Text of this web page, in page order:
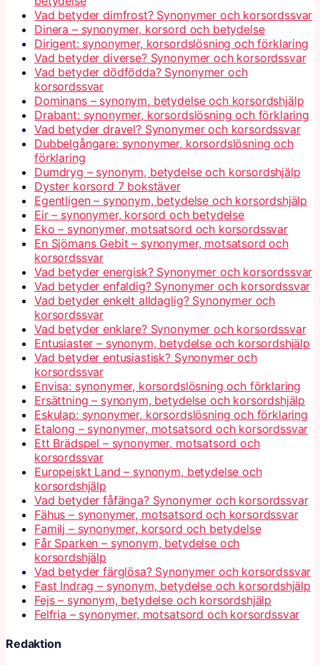
Vad betyder dimfrost? Synonymer och korsordssvar
Dinera – synonymer, korsord och betydelse
Dirigent: synonymer, korsordslösning och förklaring
Vad betyder diverse? Synonymer och korsordssvar
Vad betyder dödfödda? Synonymer och
korsordssvar
Dominans – synonym, betydelse och korsordshjälp
Drabant: synonymer, korsordslösning och förklaring
Vad betyder dravel? Synonymer och korsordssvar
Dubbelgångare: synonymer, korsordslösning och
förklaring
Dumdryg – synonym, betydelse och korsordshjälp
Dyster korsord 7 bokstäver
Egentligen – synonym, betydelse och korsordshjälp
Eir – synonymer, korsord och betydelse
Eko – synonymer, motsatsord och korsordssvar
En Sjömans Gebit – synonymer, motsatsord och
korsordssvar
Vad betyder energisk? Synonymer och korsordssvar
Vad betyder enfaldig? Synonymer och korsordssvar
Vad betyder enkelt alldaglig? Synonymer och
korsordssvar
Vad betyder enklare? Synonymer och korsordssvar
Entusiaster – synonym, betydelse och korsordshjälp
Vad betyder entusiastisk? Synonymer och
korsordssvar
Envisa: synonymer, korsordslösning och förklaring
Ersättning – synonym, betydelse och korsordshjälp
Eskulap: synonymer, korsordslösning och förklaring
Etalong – synonymer, motsatsord och korsordssvar
Ett Brädspel – synonymer, motsatsord och
korsordssvar
Europeiskt Land – synonym, betydelse och
korsordshjälp
Vad betyder fåfänga? Synonymer och korsordssvar
Fähus – synonymer, motsatsord och korsordssvar
Familj – synonymer, korsord och betydelse
Får Sparken – synonym, betydelse och
korsordshjälp
Vad betyder färglösa? Synonymer och korsordssvar
Fast Indrag – synonym, betydelse och korsordshjälp
Fejs – synonym, betydelse och korsordshjälp
Felfria – synonymer, motsatsord och korsordssvar
Redaktion